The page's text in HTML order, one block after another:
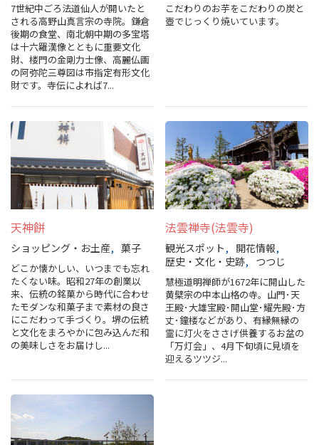
7世紀中ごろ法道仙人が開いたと
される高野山真言宗の寺院。鎌倉
後期の食堂、南北朝中期の多宝塔
は十六羅漢像とともに重要文化
財、楼門の金剛力士像、高麗仏画
の阿弥陀三尊図は市指定有形文化
財です。寺伝によれば7...
こだわりのお芋をこだわりの炭と
壺でじっくり焼いています。
天神餅
ショッピング・お土産 菓子
どこか懐かしい、いつまでも忘れ
たくない味。昭和27年の創業以
来、伝統の銘菓から時代に合わせ
たモダンな和菓子まで素材の良さ
にこだわって手づくり。堺の伝統
と文化をまろやかに包み込んだ和
の美味しさをお届けし...
法雲禅寺(法雲寺)
観光スポット
開花情報
歴史・文化・史跡
つつじ
慧極道明禅師が1672年に開山した
黄檗宗の中本山格の寺。山門･天
王殿･大雄宝殿･開山堂･耀先殿･方
丈･鐘楼などがあり、有縁無縁の
霊に灯火をささげ供養するお盆の
「万灯会」、4月下旬頃に見頃を
迎えるツツジ...